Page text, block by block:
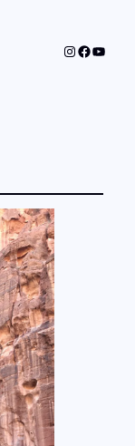
Instagram